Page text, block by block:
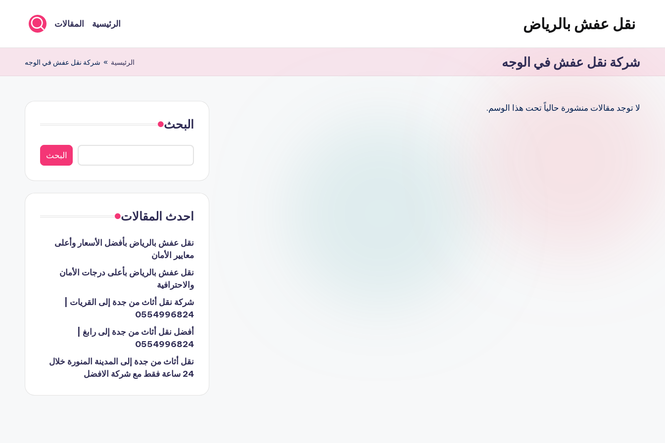
نقل عفش بالرياض
نقل
عفش
200
الرئيسية المقالات
شركة نقل عفش في الوجه الرئيسية » شركة نقل عفش في الوجه
لا توجد مقالات منشورة حالياً تحت هذا الوسم.
البحث
البحث
احدث المقالات
نقل عفش بالرياض بأفضل الأسعار وأعلى
معايير الأمان
نقل عفش بالرياض بأعلى درجات الأمان
والاحترافية
شركة نقل أثاث من جدة إلى القريات |
0554996824
أفضل نقل أثاث من جدة إلى رابغ |
0554996824
نقل أثاث من جدة إلى المدينة المنورة خلال
24 ساعة فقط مع شركة الافضل